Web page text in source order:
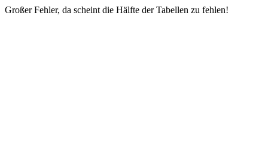
Großer Fehler, da scheint die Hälfte der Tabellen zu fehlen!